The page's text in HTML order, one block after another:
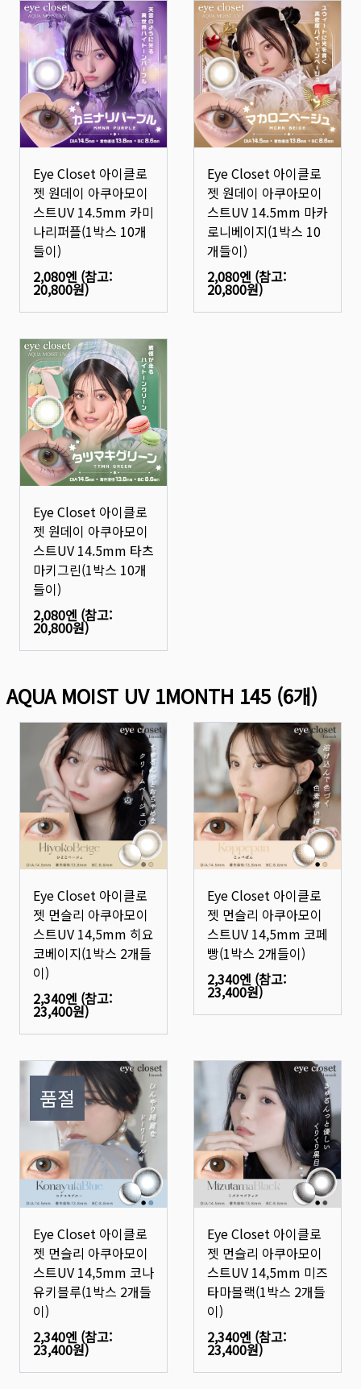
Eye Closet 아이클로
젯 원데이 아쿠아모이
스트UV 14.5mm 카미
나리퍼플(1박스 10개
들이)
2,080엔 (참고:
20,800원)
Eye Closet 아이클로
젯 원데이 아쿠아모이
스트UV 14.5mm 마카
로니베이지(1박스 10
개들이)
2,080엔 (참고:
20,800원)
Eye Closet 아이클로
젯 원데이 아쿠아모이
스트UV 14.5mm 타츠
마키그린(1박스 10개
들이)
2,080엔 (참고:
20,800원)
AQUA MOIST UV 1MONTH 145 (6개)
Eye Closet 아이클로
젯 먼슬리 아쿠아모이
스트UV 14,5mm 히요
코베이지(1박스 2개들
이)
2,340엔 (참고:
23,400원)
Eye Closet 아이클로
젯 먼슬리 아쿠아모이
스트UV 14,5mm 코페
빵(1박스 2개들이)
2,340엔 (참고:
23,400원)
품절
Eye Closet 아이클로
젯 먼슬리 아쿠아모이
스트UV 14,5mm 코나
유키블루(1박스 2개들
이)
2,340엔 (참고:
23,400원)
Eye Closet 아이클로
젯 먼슬리 아쿠아모이
스트UV 14,5mm 미즈
타마블랙(1박스 2개들
이)
2,340엔 (참고:
23,400원)